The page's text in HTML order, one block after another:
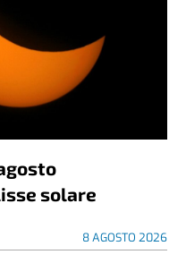
solare
8 AGOSTO 2026